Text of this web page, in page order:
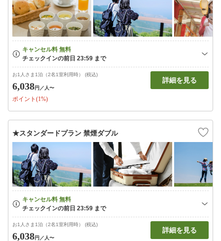
お1人さま1泊（2名1室利用時） (税込)
6,038円 ／人〜
ポイント(1%)
詳細を見る
★スタンダードプラン 禁煙ダブル
お1人さま1泊（2名1室利用時） (税込)
6,038円 ／人〜
詳細を見る